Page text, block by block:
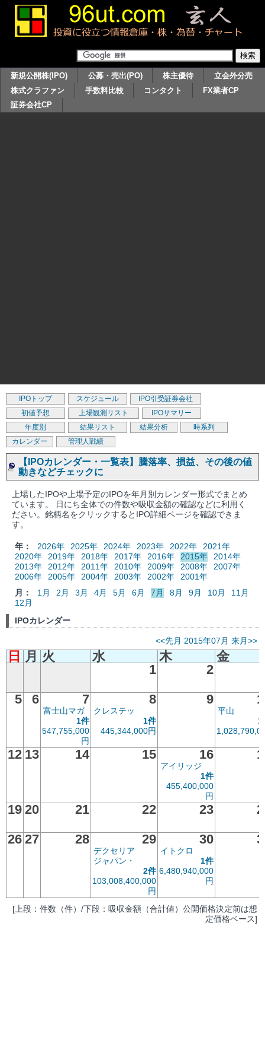
新規公開株(IPO) 公募・売出(PO) 株主優待
立会外分売
株式クラファン
手数料比較 コンタクト
FX業者CP
証券会社CP
IPOトップ スケジュール
IPO引受証券会社
初値予想
上場観測リスト
IPOサマリー
年度別
結果リスト 結果分析
時系列
カレンダー
管理人戦績
【IPOカレンダー・一覧表】騰落率、損益、その後の値
動きなどチェックに
上場したIPOや上場予定のIPOを年月別カレンダー形式でまとめ
ています。 日にち全体での件数や吸収金額の確認などに利用く
ださい。銘柄名をクリックするとIPO詳細ページを確認できま
す。
年： 2026年 2025年 2024年 2023年 2022年
2021年
2020年
2019年 2018年 2017年 2016年 2015年
2014年
2013年
2012年 2011年 2010年 2009年 2008年
2007年
2006年
2005年 2004年 2003年 2002年
2001年
月：
1月 2月 3月 4月 5月 6月 7月 8月 9月 10月
11月
12月
IPOカレンダー
<<先月 2015年07月 来月>>
日 月 火 水 木
金
1
2
5
6 7
富士山マガ
1件
547,755,000
円
8
クレステッ
1件
445,344,000円
9
平山
1
12 13 14 15 16
アイリッジ
1件
455,400,000
円
19 20 21 22 23
26 27 28 29
デクセリア
ジャパン・
2件
103,008,400,000
円
30
イトクロ
1件
6,480,940,000
円
[上段：件数（件）/下段：吸収金額（合計値）公開価格決定前は想
定価格ベース]